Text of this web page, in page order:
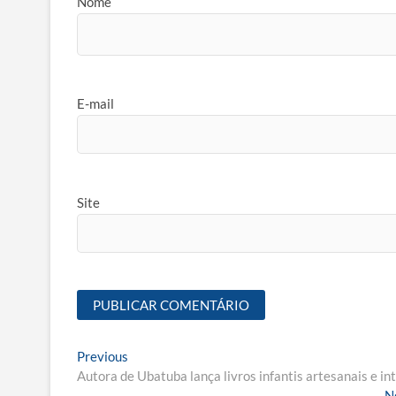
E-mail
Site
Navegação
de
Previous
post:
Autora de Ubatuba lança livros infantis artesanais e